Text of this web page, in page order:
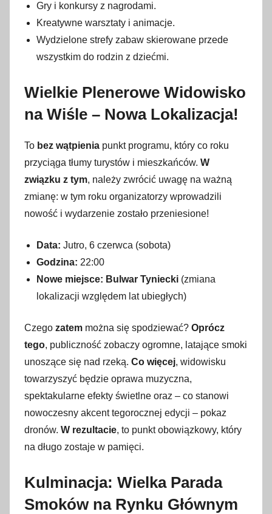
Gry i konkursy z nagrodami.
Kreatywne warsztaty i animacje.
Wydzielone strefy zabaw skierowane przede
wszystkim do rodzin z dziećmi.
Wielkie Plenerowe Widowisko
na Wiśle – Nowa Lokalizacja!
To bez wątpienia punkt programu, który co roku
przyciąga tłumy turystów i mieszkańców. W
związku z tym, należy zwrócić uwagę na ważną
zmianę: w tym roku organizatorzy wprowadzili
nowość i wydarzenie zostało przeniesione!
Data: Jutro, 6 czerwca (sobota)
Godzina: 22:00
Nowe miejsce: Bulwar Tyniecki (zmiana
lokalizacji względem lat ubiegłych)
Czego zatem można się spodziewać? Oprócz
tego, publiczność zobaczy ogromne, latające smoki
unoszące się nad rzeką. Co więcej, widowisku
towarzyszyć będzie oprawa muzyczna,
spektakularne efekty świetlne oraz – co stanowi
nowoczesny akcent tegorocznej edycji – pokaz
dronów. W rezultacie, to punkt obowiązkowy, który
na długo zostaje w pamięci.
Kulminacja: Wielka Parada
Smoków na Rynku Głównym